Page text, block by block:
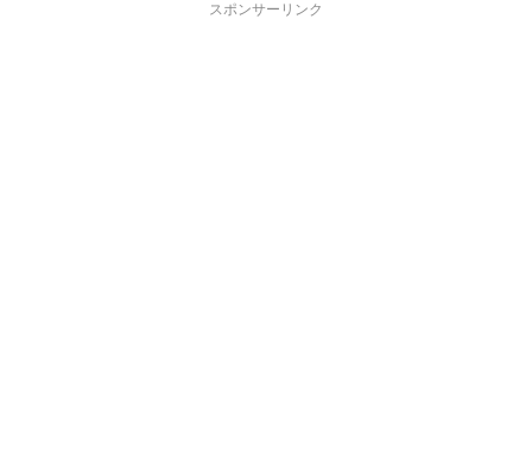
スポンサーリンク